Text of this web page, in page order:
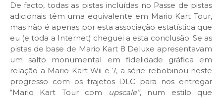
De facto, todas as pistas incluídas no Passe de pistas
adicionais têm uma equivalente em Mario Kart Tour,
mas não é apenas por esta associação estatística que
eu (e toda a Internet) cheguei a esta conclusão. Se as
pistas de base de Mario Kart 8 Deluxe apresentavam
um salto monumental em fidelidade gráfica em
relação a Mario Kart Wii e 7, a série rebobinou neste
progresso com os trajetos DLC para nos entregar
“Mario Kart Tour com
upscale”, num estilo que